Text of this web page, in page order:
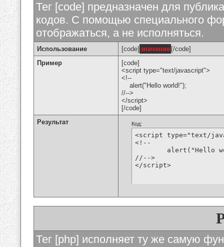
Тег [code] предназначен для
кодов. С помощью специального
отображаться, а не исполняться.
Использование [code] значение [/code]
Пример
[code]
<script type="text/javascript">
<!--
alert("Hello world!");
//-->
</script>
[/code]
Результат
Код:
<script type="text/
<!--
//-->
</script>
Тег [php] исполняет ту же самую